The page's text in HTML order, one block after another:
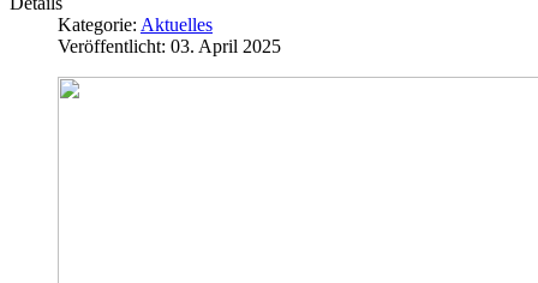
Kategorie: Aktuelles
Veröffentlicht: 03. April 2025